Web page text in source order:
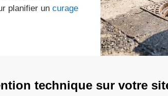
planifier un curage
technique sur votre